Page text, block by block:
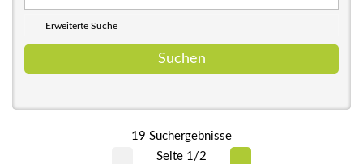
Erweiterte Suche
19 Suchergebnisse
Seite 1/2